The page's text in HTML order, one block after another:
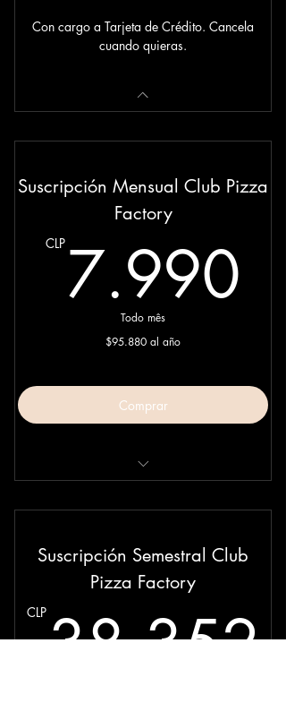
Con cargo a Tarjeta de Crédito. Cancela
cuando quieras.
Suscripción Mensual Club Pizza
Factory
CLP 7.990
Todo mês
$95.880 al año
Comprar
cuando quieras.
Suscripción Semestral Club
Pizza Factory
CLP38.352